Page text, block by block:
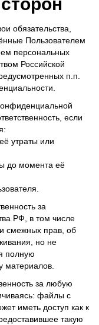
обязательства,
Пользователем
персональных
Российской
п.п.
если
утраты или
до момента её
за
РФ, в том числе
смежных прав, об
но не
полную
материалов.
за любую
файлы с
иметь доступ как к
такую